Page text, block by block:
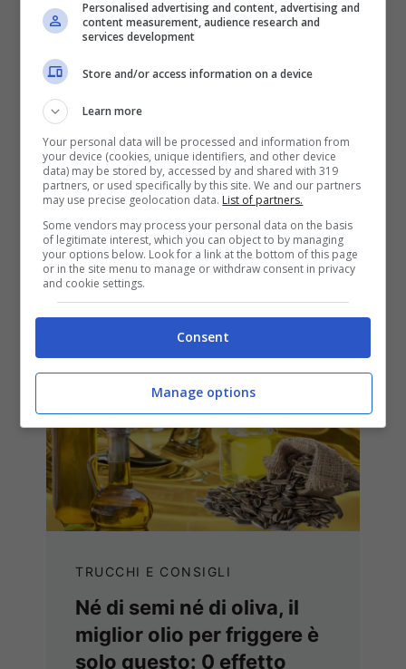
TRUCCHI E CONSIGLI
Se non vuoi sbatti in
inverno ma un bel
balcone fiorito, queste tre
piante fanno per te:
resistono anche al freddo
più secco
TRUCCHI E CONSIGLI
Né di semi né di oliva, il
miglior olio per friggere è
solo questo: 0 effetto
Personalised advertising and content, advertising and
content measurement, audience research and
services development
Store and/or access information on a device
Learn more
Your personal data will be processed and information from
your device (cookies, unique identifiers, and other device
data) may be stored by, accessed by and shared with 319
partners, or used specifically by this site. We and our partners
may use precise geolocation data. List of partners.
Some vendors may process your personal data on the basis
of legitimate interest, which you can object to by managing
your options below. Look for a link at the bottom of this page
or in the site menu to manage or withdraw consent in privacy
and cookie settings.
Consent
Manage options